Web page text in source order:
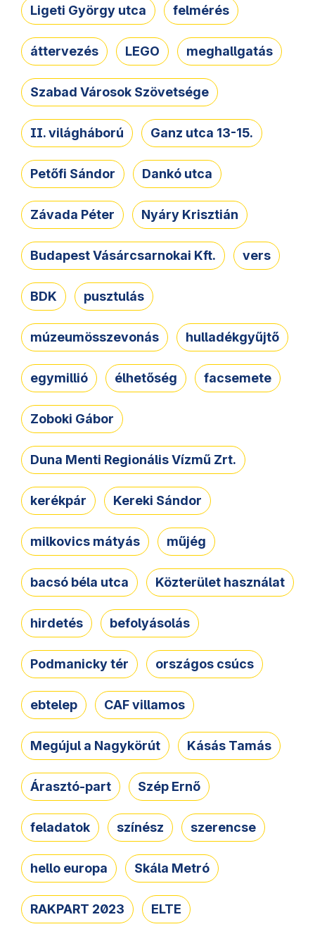
Ligeti György utca felmérés
áttervezés LEGO meghallgatás
Szabad Városok Szövetsége
II. világháború Ganz utca 13-15.
Petőfi Sándor Dankó utca
Závada Péter Nyáry Krisztián
Budapest Vásárcsarnokai Kft. vers
BDK pusztulás
múzeumösszevonás hulladékgyűjtő
egymillió élhetőség facsemete
Zoboki Gábor
Duna Menti Regionális Vízmű Zrt.
kerékpár Kereki Sándor
milkovics mátyás műjég
bacsó béla utca Közterület használat
hirdetés befolyásolás
Podmanicky tér országos csúcs
ebtelep CAF villamos
Megújul a Nagykörút Kásás Tamás
Árasztó-part Szép Ernő
feladatok színész szerencse
hello europa Skála Metró
RAKPART 2023 ELTE